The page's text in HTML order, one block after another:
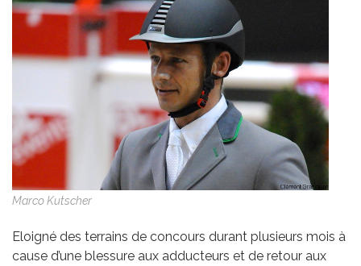
Marco Kutscher
Eloigné des terrains de concours durant plusieurs mois à
cause d’une blessure aux adducteurs et de retour aux